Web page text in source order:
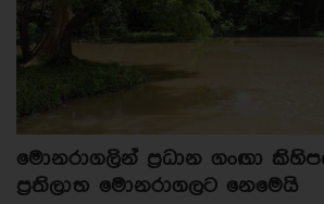
මොනරාගලින් ප්‍රධාන ගංඟා
ප්‍රතිලාභ මොනරාගලට නෙමෙයි